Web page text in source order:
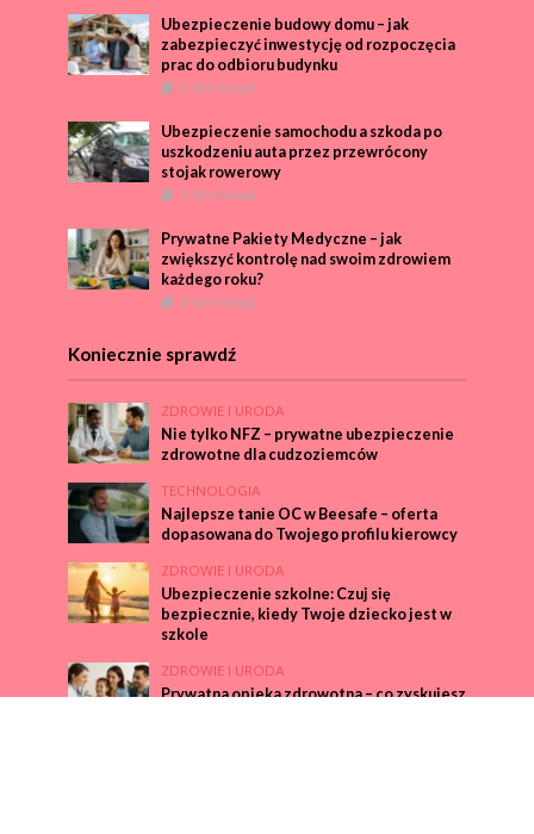
Ubezpieczenie budowy domu – jak
zabezpieczyć inwestycję od rozpoczęcia
prac do odbioru budynku
4 Min Read
Ubezpieczenie samochodu a szkoda po
uszkodzeniu auta przez przewrócony
stojak rowerowy
2 Min Read
Prywatne Pakiety Medyczne – jak
zwiększyć kontrolę nad swoim zdrowiem
każdego roku?
3 Min Read
Koniecznie sprawdź
ZDROWIE I URODA
Nie tylko NFZ – prywatne ubezpieczenie
zdrowotne dla cudzoziemców
TECHNOLOGIA
Najlepsze tanie OC w Beesafe – oferta
dopasowana do Twojego profilu kierowcy
ZDROWIE I URODA
Ubezpieczenie szkolne: Czuj się
bezpiecznie, kiedy Twoje dziecko jest w
szkole
ZDROWIE I URODA
Prywatna opieka zdrowotna – co zyskujesz